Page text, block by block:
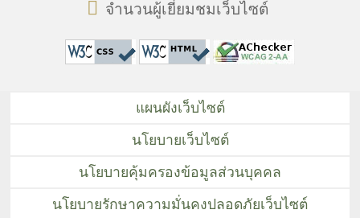
จำนวนผู้เยี่ยมชมเว็บไซต์
แผนผังเว็บไซต์
นโยบายเว็บไซต์
นโยบายคุ้มครองข้อมูลส่วนบุคคล
นโยบายรักษาความมั่นคงปลอดภัยเว็บไซต์